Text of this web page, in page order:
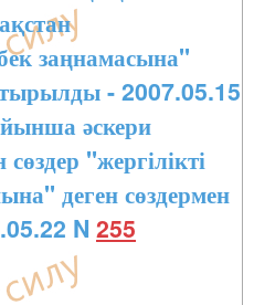
заңнамасына"
- 2007.05.15
әскери
"жергілікті
деген сөздермен
N 255